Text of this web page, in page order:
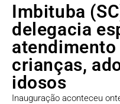
Imbituba
delegacia
crianças,
idosos
Inauguração aconteceu